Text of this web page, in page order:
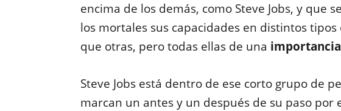
encima de los demás, como Steve Jobs, y que
los mortales sus capacidades en distintos
que otras, pero todas ellas de una
Steve Jobs está dentro de ese corto grupo de
marcan un antes y un después de su paso por